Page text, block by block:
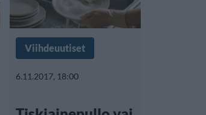
Viihdeuutiset
6.11.2017, 18:00